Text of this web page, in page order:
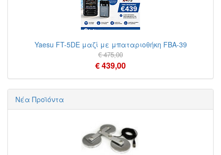
Yaesu FT-5DE μαζί με μπαταριοθήκη FBA-39
€ 475,00
€ 439,00
Νέα Προϊόντα